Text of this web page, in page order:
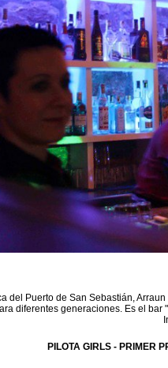
del Puerto de San Sebastián,
diferentes generaciones. Es el
PILOTA GIRLS - PRIMER